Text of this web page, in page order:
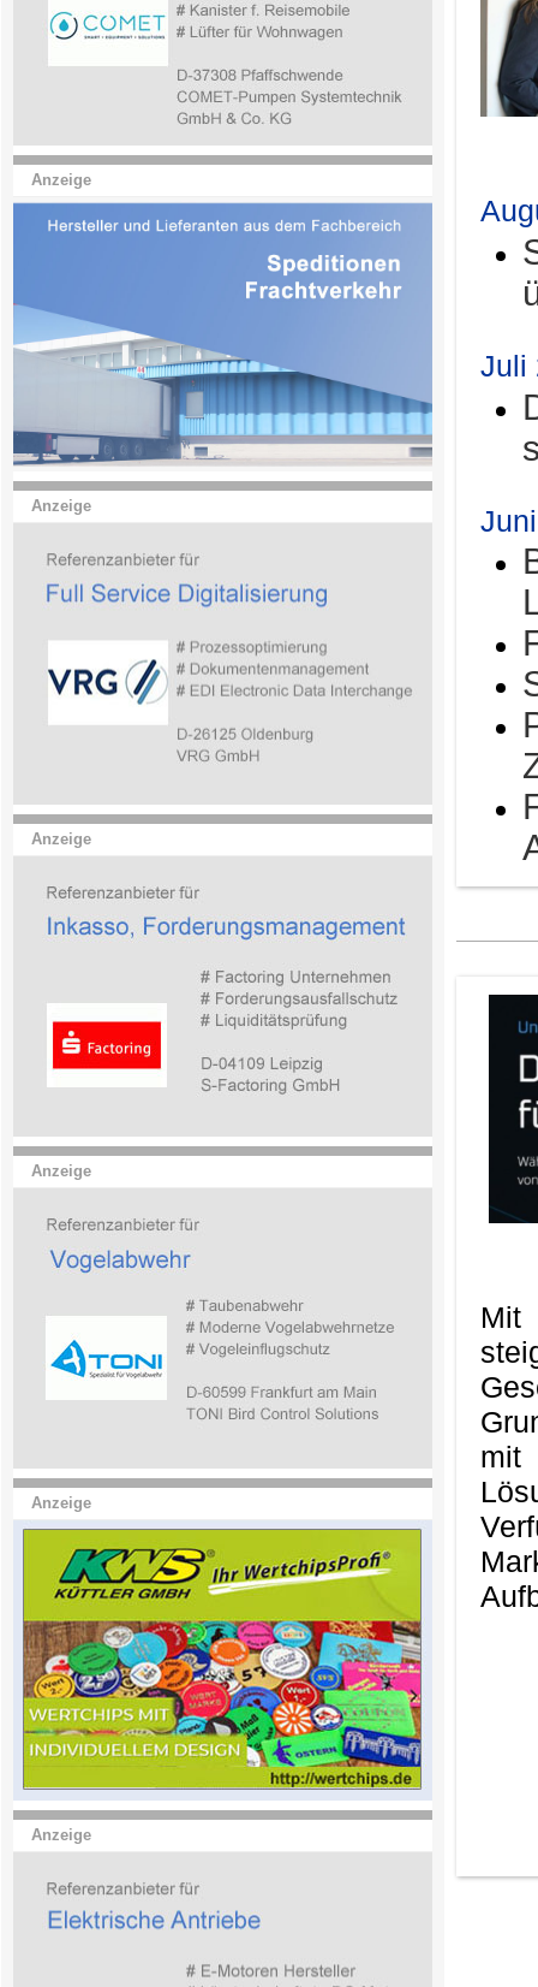
Anzeige
Anzeige
Anzeige
Anzeige
Anzeige
Anzeige
Juli
Mit
mit